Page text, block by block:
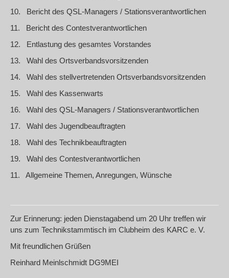
10.
Bericht des QSL-Managers / Stationsverantwortlichen
11.
Bericht des Contestverantwortlichen
12.
Entlastung des gesamtes Vorstandes
13.
Wahl des Ortsverbandsvorsitzenden
14.
Wahl des stellvertretenden Ortsverbandsvorsitzenden
15.
Wahl des Kassenwarts
16.
Wahl des QSL-Managers / Stationsverantwortlichen
17.
Wahl des Jugendbeauftragten
18.
Wahl des Technikbeauftragten
19.
Wahl des Contestverantwortlichen
11.
Allgemeine Themen, Anregungen, Wünsche
Zur Erinnerung: jeden Dienstagabend um 20 Uhr treffen wir
uns zum Technikstammtisch im Clubheim des KARC e. V.
Mit freundlichen Grüßen
Reinhard Meinlschmidt DG9MEI